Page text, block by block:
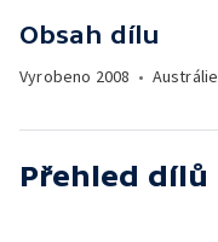
Obsah dílu
Vyrobeno 2008 • Austrálie
Přehled dílů